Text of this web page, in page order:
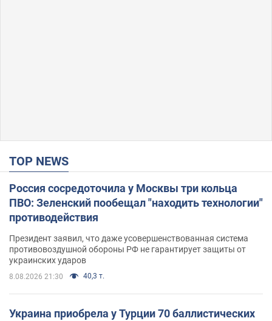
TOP NEWS
Россия сосредоточила у Москвы три кольца
ПВО: Зеленский пообещал "находить технологии"
противодействия
Президент заявил, что даже усовершенствованная система
противовоздушной обороны РФ не гарантирует защиты от
украинских ударов
8.08.2026 21:30 40,3 т.
Украина приобрела у Турции 70 баллистических